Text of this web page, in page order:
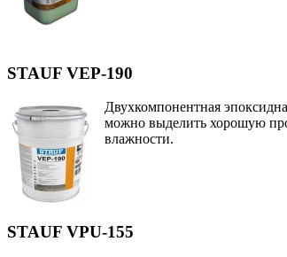
STAUF VEP-190
Двухкомпонентная
можно выделить хорошую
влажности.
STAUF VPU-155